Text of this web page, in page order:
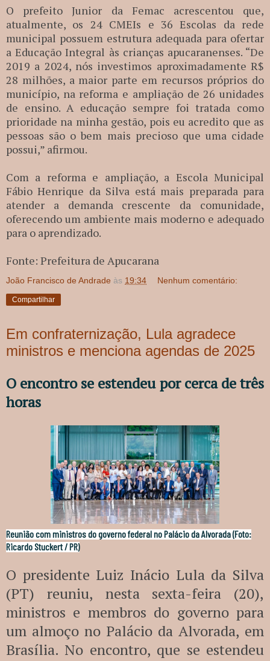
O prefeito Junior da Femac acrescentou que,
atualmente, os 24 CMEIs e 36 Escolas da rede
municipal possuem estrutura adequada para ofertar
a Educação Integral às crianças apucaranenses. “De
2019 a 2024, nós investimos aproximadamente R$
28 milhões, a maior parte em recursos próprios do
município, na reforma e ampliação de 26 unidades
de ensino. A educação sempre foi tratada como
prioridade na minha gestão, pois eu acredito que as
pessoas são o bem mais precioso que uma cidade
possui,” afirmou.
Com a reforma e ampliação, a Escola Municipal
Fábio Henrique da Silva está mais preparada para
atender a demanda crescente da comunidade,
oferecendo um ambiente mais moderno e adequado
para o aprendizado.
Fonte: Prefeitura de Apucarana
João Francisco de Andrade às 19:34 Nenhum comentário:
Compartilhar
Em confraternização, Lula agradece
ministros e menciona agendas de 2025
O encontro se estendeu por cerca de três
horas
Reunião com ministros do governo federal no Palácio da Alvorada (Foto:
Ricardo Stuckert / PR)
O presidente Luiz Inácio Lula da Silva
(PT) reuniu, nesta sexta-feira (20),
ministros e membros do governo para
um almoço no Palácio da Alvorada, em
Brasília. No encontro, que se estendeu